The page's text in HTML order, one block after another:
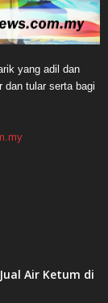
yang adil dan
dan tular serta bagi
Air Ketum di